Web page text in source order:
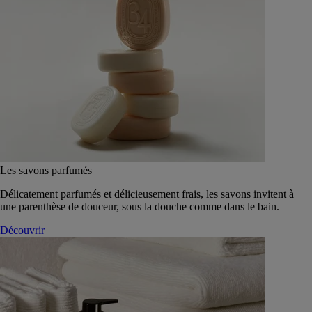
Les savons parfumés
Délicatement parfumés et délicieusement frais, les savons invitent à
une parenthèse de douceur, sous la douche comme dans le bain.
Découvrir